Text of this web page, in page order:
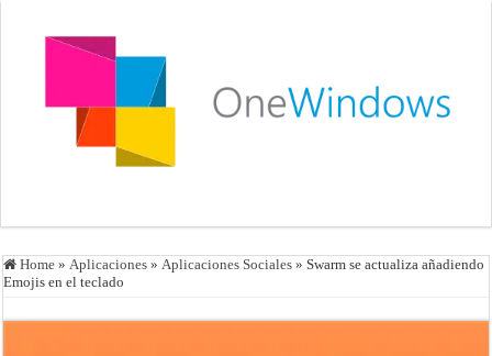
Home » Aplicaciones » Aplicaciones Sociales » Swarm se actualiza añadiendo
Emojis en el teclado